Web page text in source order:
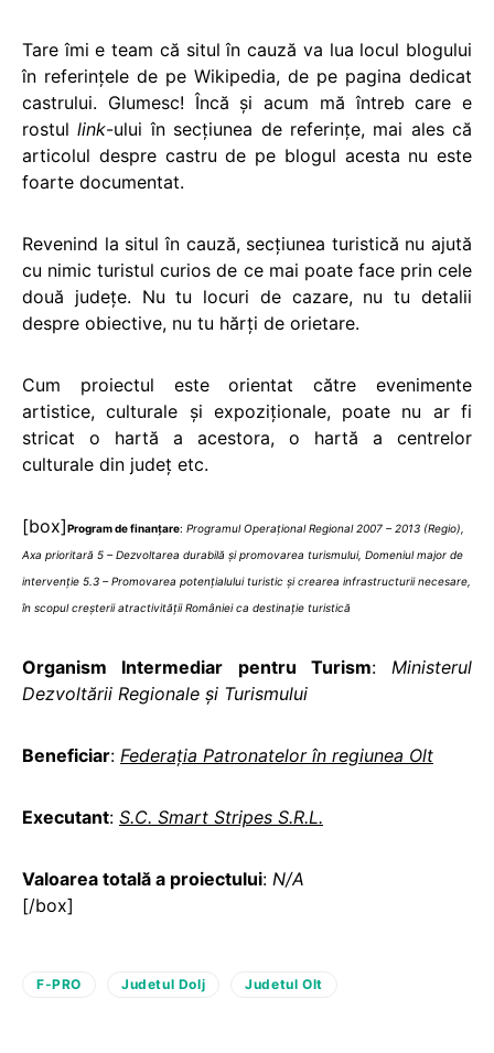
Tare îmi e team că situl în cauză va lua locul blogului
în referințele de pe Wikipedia, de pe pagina dedicat
castrului. Glumesc! Încă și acum mă întreb care e
rostullink-ului în secțiunea de referințe, mai ales că
articolul despre castru de pe blogul acesta nu este
foarte documentat.
Revenind la situl în cauză, secțiunea turistică nu ajută
cu nimic turistul curios de ce mai poate face prin cele
două județe. Nu tu locuri de cazare, nu tu detalii
despre obiective, nu tu hărți de orietare.
Cum proiectul este orientat către evenimente
artistice, culturale și expoziționale, poate nu ar fi
stricat o hartă a acestora, o hartă a centrelor
culturale din județ etc.
[box]Program de finanțare: Programul Operaţional Regional 2007 – 2013 (Regio),
Axa prioritară 5 – Dezvoltarea durabilă şi promovarea turismului, Domeniul major de
intervenţie 5.3 – Promovarea potenţialului turistic şi crearea infrastructurii necesare,
în scopul creşterii atractivităţii României ca destinaţie turistică
Organism Intermediar pentru Turism: Ministerul
Dezvoltării Regionale şi Turismului
Beneficiar: Federația Patronatelor în regiunea Olt
Executant: S.C. Smart Stripes S.R.L.
Valoarea totală a proiectului: N/A
[/box]
F-PRO Judetul Dolj Judetul Olt